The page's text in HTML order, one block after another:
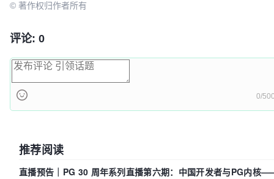
© 著作权归作者所有
评论: 0
0/
推荐阅读
直播预告｜PG 30 周年系列直播第六期：中国开发者与PG内核